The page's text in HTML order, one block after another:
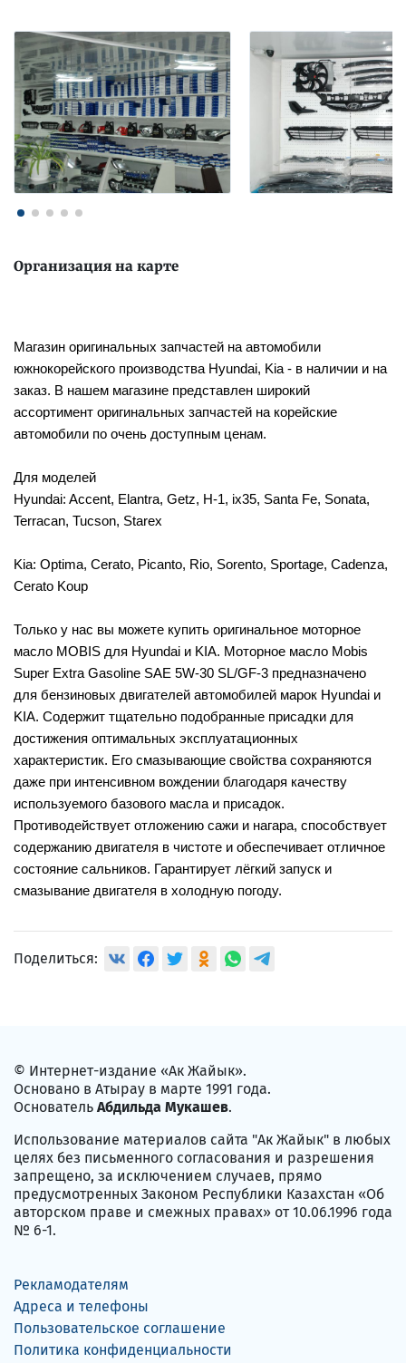
Организация на карте
Магазин оригинальных запчастей на автомобили
южнокорейского производства Hyundai, Kia - в наличии и на
заказ. В нашем магазине представлен широкий
ассортимент оригинальных запчастей на корейские
автомобили по очень доступным ценам.
Для моделей
Hyundai: Accent, Elantra, Getz, H-1, ix35, Santa Fe, Sonata,
Terracan, Tucson, Starex
Kia: Optima, Cerato, Picanto, Rio, Sorento, Sportage, Cadenza,
Cerato Koup
Только у нас вы можете купить оригинальное моторное
масло MOBIS для Hyundai и KIA. Моторное масло Mobis
Super Extra Gasoline SAE 5W-30 SL/GF-3 предназначено
для бензиновых двигателей автомобилей марок Hyundai и
KIA. Содержит тщательно подобранные присадки для
достижения оптимальных эксплуатационных
характеристик. Его смазывающие свойства сохраняются
даже при интенсивном вождении благодаря качеству
используемого базового масла и присадок.
Противодействует отложению сажи и нагара, способствует
содержанию двигателя в чистоте и обеспечивает отличное
состояние сальников. Гарантирует лёгкий запуск и
смазывание двигателя в холодную погоду.
Поделиться:
© Интернет-издание «Ак Жайык».
Основано в Атырау в марте 1991 года.
Основатель Абдильда Мукашев.
Использование материалов сайта "Ак Жайык" в любых
целях без письменного согласования и разрешения
запрещено, за исключением случаев, прямо
предусмотренных Законом Республики Казахстан «Об
авторском праве и смежных правах» от 10.06.1996 года
№ 6-1.
Рекламодателям
Адреса и телефоны
Пользовательское соглашение
Политика конфиденциальности